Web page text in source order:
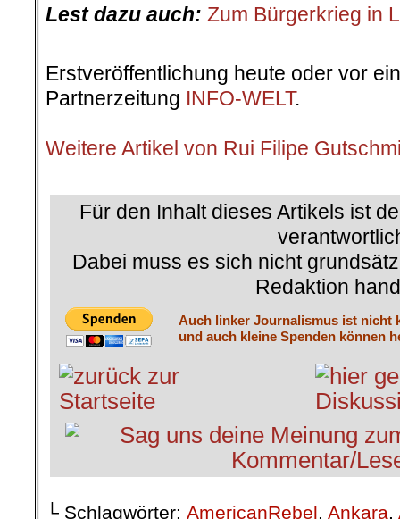
Lest dazu auch: Zum Bürgerkrieg in
Erstveröffentlichung heute oder vor
Partnerzeitung INFO-WELT.
Weitere Artikel von Rui Filipe
Für den Inhalt dieses Artikels ist
Dabei muss es sich nicht
Redaktion
Auch linker Journalismus ist nicht
und auch kleine Spenden können
└ Schlagwörter: AmericanRebel, Ankara,